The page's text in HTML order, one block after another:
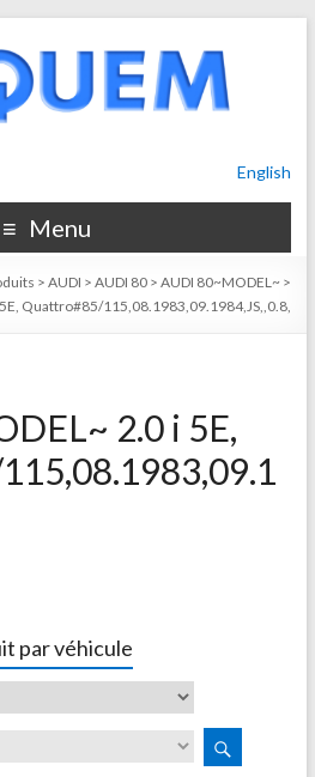
English
Menu
>AUDI >AUDI 80 >AUDI 80~MODEL~ >
Quattro#85/115,08.1983,09.1984,JS,,0.8,
2.0 i 5E,
par véhicule